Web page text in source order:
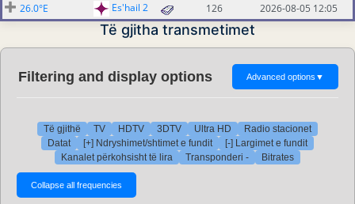
26.0°E
Es'hail 2 126 2026-08-05 12:05
Të gjitha transmetimet
Filtering and display options Advanced options ▼
Të gjithë TV HDTV 3DTV Ultra HD
Radio stacionet
Datat
[+] Ndryshimet/shtimet e fundit
[-] Largimet e fundit
Kanalet përkohsisht të lira
Transponderi - Bitrates